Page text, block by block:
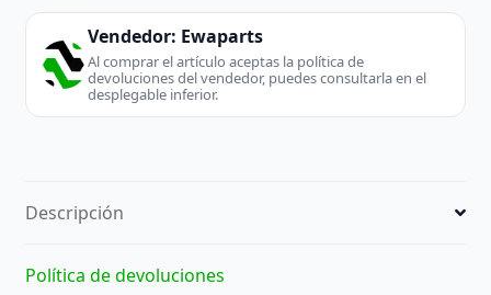
Vendedor: Ewaparts
Al comprar el artículo aceptas la política de
devoluciones del vendedor, puedes consultarla en el
desplegable inferior.
Descripción
Política de devoluciones